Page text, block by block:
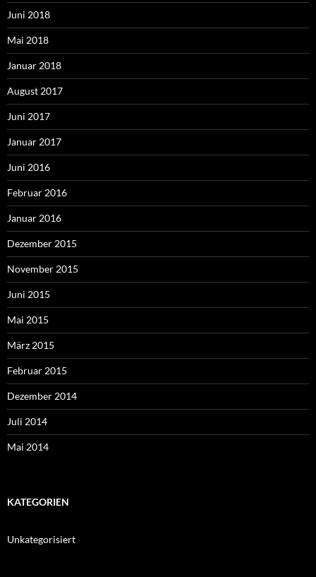
Juni 2018
Mai 2018
Januar 2018
August 2017
Juni 2017
Januar 2017
Juni 2016
Februar 2016
Januar 2016
Dezember 2015
November 2015
Juni 2015
Mai 2015
März 2015
Februar 2015
Dezember 2014
Juli 2014
Mai 2014
KATEGORIEN
Unkategorisiert